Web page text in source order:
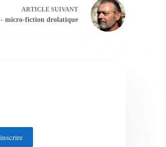
ARTICLESUIVANT
- micro-fiction drolatique